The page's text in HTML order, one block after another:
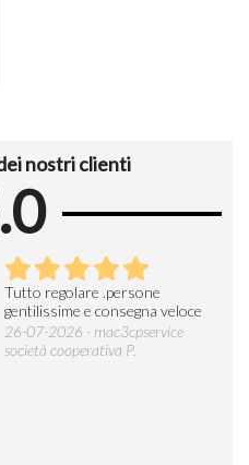
nostri clienti
Tutto regolare .persone
gentilissime e consegna veloce
26-07-2026 - mac3cpservice
società cooperativa P.